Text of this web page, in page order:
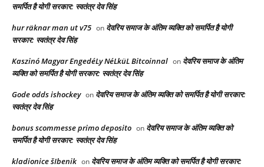
समर्पित है योगी सरकार: स्वतंत्र देव सिंह
hur räknar man ut v75 on देवरिय समाज के अंतिम व्यक्ति को समर्पित है योगी
सरकार: स्वतंत्र देव सिंह
Kaszinó Magyar EngedéLy NéLküL Bitcoinnal on देवरिय समाज के अंतिम
व्यक्ति को समर्पित है योगी सरकार: स्वतंत्र देव सिंह
Gode odds ishockey on देवरिय समाज के अंतिम व्यक्ति को समर्पित है योगी सरकार:
स्वतंत्र देव सिंह
bonus scommesse primo deposito on देवरिय समाज के अंतिम व्यक्ति को
समर्पित है योगी सरकार: स्वतंत्र देव सिंह
kladionice šIbenik on देवरिय समाज के अंतिम व्यक्ति को समर्पित है योगी सरकार: